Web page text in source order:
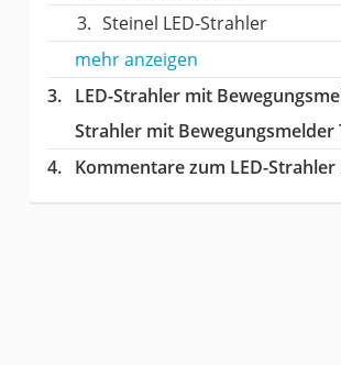
Steinel LED-Strahler
mehr anzeigen
LED-Strahler mit
Strahler mit Bewegungsmelder
Kommentare zum LED-